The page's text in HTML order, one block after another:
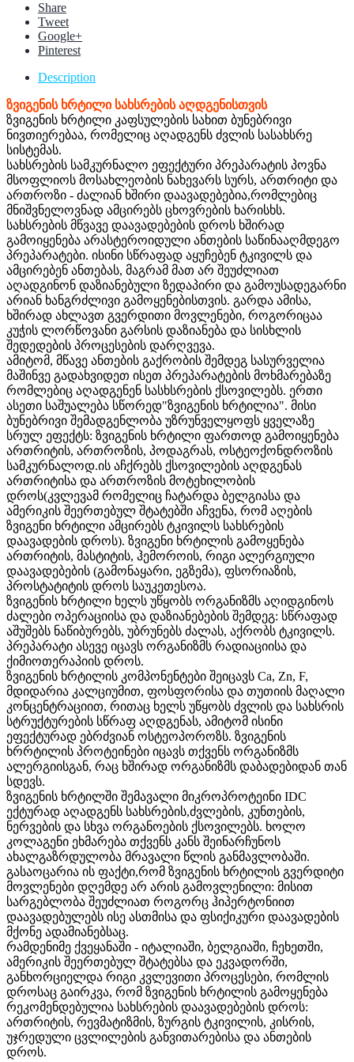
Share
Tweet
Google+
Pinterest
Description
ზვიგენის ხრტილი სახსრების აღდგენისთვის
ზვიგენის ხრტილი კაფსულების სახით ბუნებრივი
ნივთიერებაა, რომელიც აღადგენს ძვლის სასახსრე
სისტემას.
სახსრების სამკურნალო ეფექტური პრეპარატის პოვნა
მსოფლიოს მოსახლეობის ნახევარს სურს, ართრიტი და
ართროზი - ძალიან ხშირი დაავადებებია,რომლებიც
მნიშვნელოვნად ამცირებს ცხოვრების ხარისხს.
სახსრების მწვავე დაავადებების დროს ხშირად
გამოიყენება არასტეროიდული ანთების საწინააღმდეგო
პრეპარატები. ისინი სწრაფად აყუჩებენ ტკივილს და
ამცირებენ ანთებას, მაგრამ მათ არ შეუძლიათ
აღადგინონ დაზიანებული ზედაპირი და გამოუსადეგარნი
არიან ხანგრძლივი გამოყენებისთვის. გარდა ამისა,
ხშირად ახლავთ გვერდითი მოვლენები, როგორიცაა
კუჭის ლორწოვანი გარსის დაზიანება და სისხლის
შედედების პროცესების დარღვევა.
ამიტომ, მწავე ანთების გაქრობის შემდეგ სასურველია
მაშინვე გადახვიდეთ ისეთ პრეპარატების მოხმარებაზე
რომლებიც აღადგენენ სასხსრების ქსოვილებს. ერთი
ასეთი საშუალება სწორედ"ზვიგენის ხრტილია". მისი
ბუნებრივი შემადგენლობა უზრუნველყოფს ყველაზე
სრულ ეფექტს: ზვიგენის ხრტილი ფართოდ გამოიყენება
ართრიტის, ართროზის, პოდაგრას, ოსტეოქონდროზის
სამკურნალოდ.ის აჩქრებს ქსოვილების აღდგენას
ართრიტისა და ართროზის მოტეხილობის
დროს(კვლევამ რომელიც ჩატარდა ბელგიასა და
ამერიკის შეერთებულ შტატებში აჩვენა, რომ აღების
ზვიგენი ხრტილი ამცირებს ტკივილს სახსრების
დაავადების დროს). ზვიგენი ხრტილის გამოყენება
ართრიტის, მასტიტის, ჰემოროის, რიგი ალერგიული
დაავადებების (გამონაყარი, ეგზემა), ფსორიაზის,
პროსტატიტის დროს საუკეთესოა.
ზვიგენის ხრტილი ხელს უწყობს ორგანიზმს აღიდგინოს
ძალები ოპერაციისა და დაზიანებების შემდეგ: სწრაფად
აშუშებს ნაწიბურებს, უბრუნებს ძალას, აქრობს ტკივილს.
პრეპარატი ასევე იცავს ორგანიზმს რადიაციისა და
ქიმიოთერაპიის დროს.
ზვიგენის ხრტილის კომპონენტები შეიცავს Ca, Zn, F,
მდიდარია კალციუმით, ფოსფორისა და თუთიის მაღალი
კონცენტრაციით, რითაც ხელს უწყობს ძვლის და სახსრის
სტრუქტურების სწრაფ აღდგენას, ამიტომ ისინი
ეფექტურად ებრძვიან ოსტეოპოროზს. ზვიგენის
ხრრტილის პროტეინები იცავს თქვენს ორგანიზმს
ალერგიისგან, რაც ხშირად ორგანიზმს დაბადებიდან თან
სდევს.
ზვიგენის ხრტილში შემავალი მიკროპროტეინი IDC
ექტურად აღადგენს სახსრების,ძვლების, კუნთების,
ნერვების და სხვა ორგანოების ქსოვილებს. ხოლო
კოლაგენი ეხმარება თქვენს კანს შეინარჩუნოს
ახალგაზრდულობა მრავალი წლის განმავლობაში.
გასაოცარია ის ფაქტი,რომ ზვიგენის ხრტილის გვერდიტი
მოვლენები დღემდე არ არის გამოვლენილი: მისით
სარგებლობა შეუძლიათ როგორც ჰიპერტონიით
დაავადებულებს ისე ასთმისა და ფსიქიკური დაავადების
მქონე ადამიანებსაც.
რამდენიმე ქვეყანაში - იტალიაში, ბელგიაში, ჩეხეთში,
ამერიკის შეერთებულ შტატებსა და ეკვადორში,
განხორციელდა რიგი კვლევითი პროცესები, რომლის
დროსაც გაირკვა, რომ ზვიგენის ხრტილის გამოყენება
რეკომენდებულია სახსრების დაავადებების დროს:
ართრიტის, რევმატიზმის, ზურგის ტკივილის, კისრის,
უჯრედული ცვლილების განვითარებისა და ანთების
დროს.